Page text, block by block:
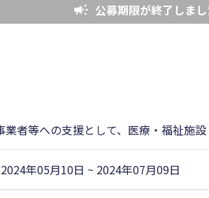
公募期限が終了しま
者等への支援として、医療・福祉施
2024年05月10日 ~ 2024年07月09日